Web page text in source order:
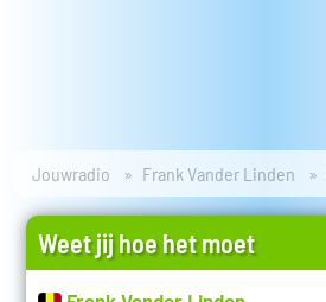
Jouwradio Frank Vander Linden
Weet jij hoe het moet